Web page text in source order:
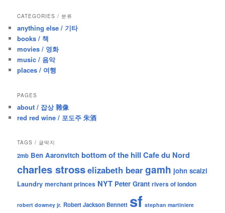
r
h
CATEGORIES / 분류
anything else / 기타
books / 책
movies / 영화
music / 음악
places / 여행
PAGES
about / 잡상 雜像
red red wine / 포도주 朱酒
TAGS / 글딱지
2mb Ben Aaronvitch bottom of the hill Cafe du Nord
charles strosselizabeth beargamh john scalzi
Laundry merchant princes NYT Peter Grant rivers of london
robert downey jr. Robert Jackson Bennett sf stephan martiniere